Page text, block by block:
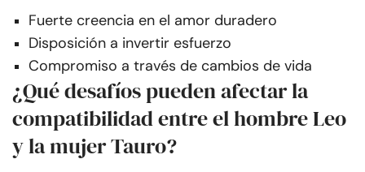
Fuerte creencia en el amor duradero
Disposición a invertir esfuerzo
Compromiso a través de cambios de vida
¿Qué desafíos pueden afectar la
compatibilidad entre el hombre Leo
y la mujer Tauro?